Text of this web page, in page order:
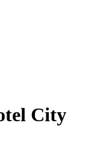
City